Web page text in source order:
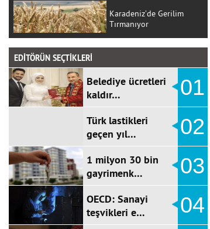
Karadeniz’de Gerilim
Tırmanıyor
EDİTÖRÜN SEÇTİKLERİ
Belediye ücretleri
kaldır…
01
Türk lastikleri
geçen yıl…
02
1 milyon 30 bin
gayrimenk…
03
OECD: Sanayi
teşvikleri e…
04